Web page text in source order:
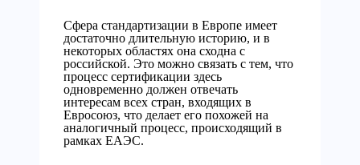
Сфера стандартизации в Европе имеет
достаточно длительную историю, и в
некоторых областях она сходна с
российской. Это можно связать с тем, что
процесс сертификации здесь
одновременно должен отвечать
интересам всех стран, входящих в
Евросоюз, что делает его похожей на
аналогичный процесс, происходящий в
рамках ЕАЭС.